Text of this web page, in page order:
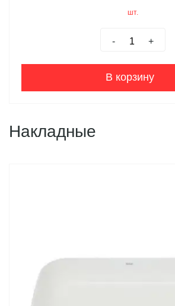
шт.
- +
В корзину
Накладные